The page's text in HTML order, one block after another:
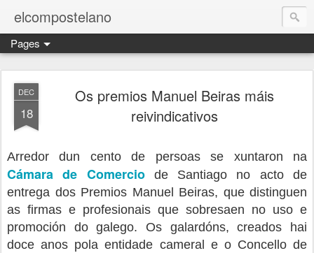
elcompostelano
Pages
DEC
18
Os premios Manuel Beiras máis
reivindicativos
Arredor dun cento de persoas se xuntaron na
Cámara de Comerciode Santiago no acto de
entrega dos Premios Manuel Beiras, que distinguen
as firmas e profesionais que sobresaen no uso e
promoción do galego. Os galardóns, creados hai
doce anos pola entidade cameral e o Concello de